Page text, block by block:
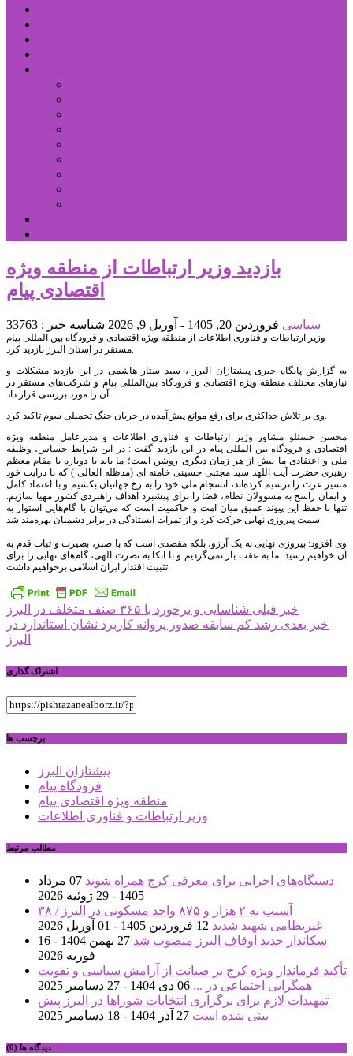
بازدید وزیر ارتباطات از منطقه ویژه
اقتصادی پیام
سیاسی فروردین 20, 1405 - آوریل 9, 2026 شناسه خبر : 33763
وزیر ارتباطات و فناوری اطلاعات از منطقه ویژه اقتصادی و فرودگاه بین المللی پیام
مستقر در استان البرز بازدید کرد.
به گزارش پایگاه خبری پیشتازان البرز ، سید ستار هاشمی در این بازدید مشکلات و
نیازهای مختلف منطقه ویژه اقتصادی و فرودگاه بین‌المللی پیام و شرکت‌های مستقر در
آن را مورد بررسی قرار داد.
وی بر تلاش حداکثری برای رفع موانع پیش‌آمده در جریان جنگ تحمیلی سوم تاکید کرد.
محسن حسنلو مشاور وزیر ارتباطات و فناوری اطلاعات و مدیرعامل منطقه ویژه
اقتصادی و فرودگاه بین المللی پیام در این بازدید گفت : در این شرایط حساس، وظیفه
ملی و اعتقادی ما بیش از هر زمان دیگری روشن است؛ ما باید با دوباره با مقام معظم
رهبری حضرت آیت اللهد سید مجتبی حسینی خامنه ای (مدظله العالی ) که با درایت خود
مسیر عزت را ترسیم کرده‌اند، انسجام ملی خود را به رخ جهانیان بکشیم و با اعتماد کامل
و ایمان راسخ به مسوولان نظام، فضا را برای پیشبرد اهداف راهبردی کشور مهیا سازیم.
تنها با حفظ این پیوند عمیق میان امت و حاکمیت است که می‌توان با گام‌هایی استوار به
سمت پیروزی نهایی حرکت کرد و از ثمرات ایستادگی در برابر دشمنان بهره‌مند شد.
وی افزود: پیروزی نهایی نه یک آرزو، بلکه مقصدی است که با صبر، بصیرت و ثبات قدم به
آن خواهیم رسید. ما به عقب باز نمی‌گردیم و با اتکا به نصرت الهی، گام‌های نهایی را برای
تثبیت اقتدار ایران اسلامی برخواهیم داشت.
راهبری
نوشته
خبر قبلی شناسایی و برخورد با ۳۶۵ صنف متخلف در البرز
خبر بعدی رشد کم سابقه صدور پروانه کاربرد نشان استاندارد در
البرز
اشتراک گذاری
برچسب ها
پیشتازان البرز
فرودگاه پیام
منطقه ویژه اقتصادی پیام
وزیر ارتباطات و فناوری اطلاعات
مطالب مرتبط
دستگاه‌های اجرایی برای معرفی کرج همراه شوند
07 مرداد
1405 - 29 ژوئیه 2026
آسیب به ۲ هزار و ۸۷۵ واحد مسکونی در البرز / ۳۸
غیرنظامی شهید شدند 12 فروردین 1405 - 01 آوریل 2026
سکاندار جدید اوقاف البرز منصوب شد
27 بهمن 1404 - 16
فوریه 2026
تأکید فرماندار ویژه کرج بر صیانت از آرامش سیاسی و تقویت
همگرایی اجتماعی در ... 06 دی 1404 - 27 دسامبر 2025
تمهیدات لازم برای برگزاری انتخابات شوراها در البرز پیش
بینی شده است 27 آذر 1404 - 18 دسامبر 2025
دیدگاه ها (0)